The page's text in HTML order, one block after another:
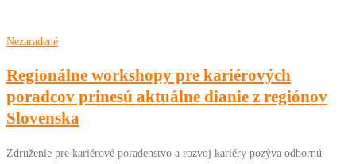
Nezaradené
Regionálne workshopy pre kariérových
poradcov prinesú aktuálne dianie z regiónov
Slovenska
Združenie pre kariérové poradenstvo a rozvoj kariéry pozýva odbornú